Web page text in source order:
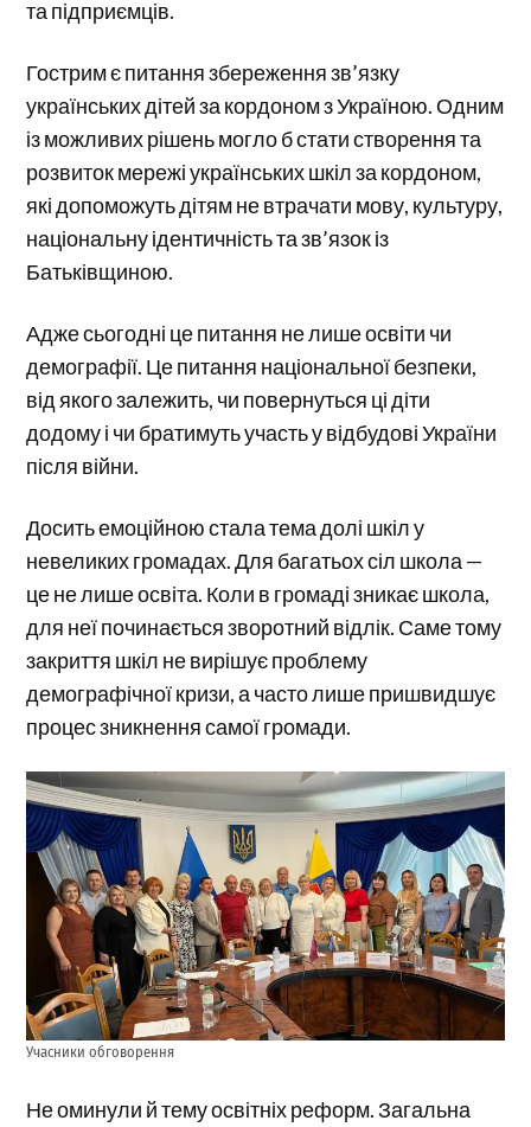
та підприємців.
Гострим є питання збереження зв’язку
українських дітей за кордоном з Україною. Одним
із можливих рішень могло б стати створення та
розвиток мережі українських шкіл за кордоном,
які допоможуть дітям не втрачати мову, культуру,
національну ідентичність та зв’язок із
Батьківщиною.
Адже сьогодні це питання не лише освіти чи
демографії. Це питання національної безпеки,
від якого залежить, чи повернуться ці діти
додому і чи братимуть участь у відбудові України
після війни.
Досить емоційною стала тема долі шкіл у
невеликих громадах. Для багатьох сіл школа —
це не лише освіта. Коли в громаді зникає школа,
для неї починається зворотний відлік. Саме тому
закриття шкіл не вирішує проблему
демографічної кризи, а часто лише пришвидшує
процес зникнення самої громади.
Учасники обговорення
Не оминули й тему освітніх реформ. Загальна